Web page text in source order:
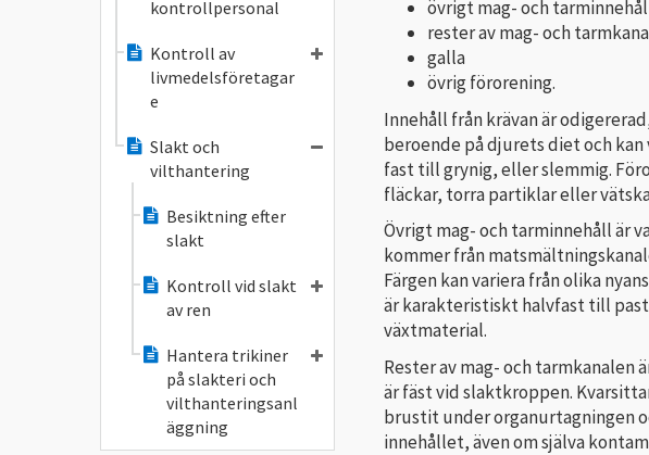
kontrollpersonal
Kontroll av
livmedelsföretagar
e
Slakt och
vilthantering
Besiktning efter
slakt
Kontroll vid slakt
av ren
Hantera trikiner
på slakteri och
vilthanteringsanl
äggning
övrigt mag- och
rester av mag- och
galla
övrig förorening.
Innehåll från krävan är
beroende på djurets diet och kan
fast till grynig, eller slemmig.
fläckar, torra partiklar eller
Övrigt mag- och tarminnehåll är
kommer från
Färgen kan variera från olika
är karakteristiskt halvfast till
växtmaterial.
Rester av mag- och
är fäst vid slaktkroppen.
brustit under organurtagningen
innehållet, även om själva